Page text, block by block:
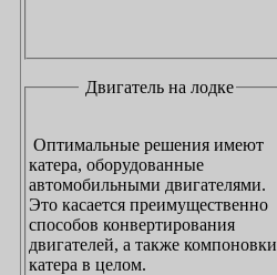
Двигатель на лодке
Оптимальные решения имеют
катера, оборудованные
автомобильными двигателями.
Это касается преимущественно
способов конвертирования
двигателей, а также компоновки
катера в целом.